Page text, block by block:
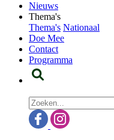
Nieuws
Thema's
Thema's Nationaal
Doe Mee
Contact
Programma